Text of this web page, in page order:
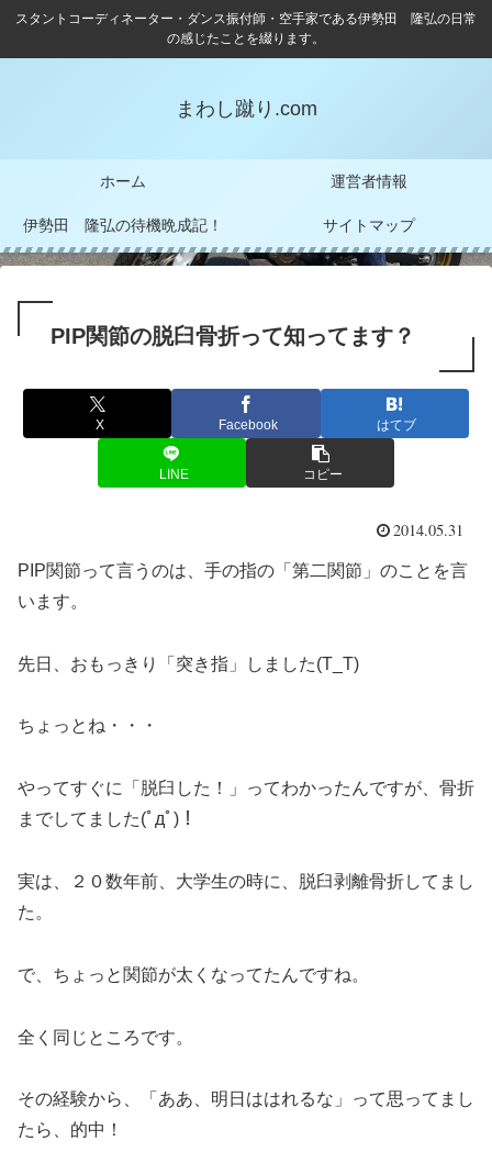
スタントコーディネーター・ダンス振付師・空手家である伊勢田 隆弘の日常
の感じたことを綴ります。
まわし蹴り.com
ホーム 運営者情報
伊勢田 隆弘の待機晩成記！ サイトマップ
PIP関節の脱臼骨折って知ってます？
X Facebook はてブ
LINE コピー
2014.05.31
PIP関節って言うのは、手の指の「第二関節」のことを言
います。
先日、おもっきり「突き指」しました(T_T)
ちょっとね・・・
やってすぐに「脱臼した！」ってわかったんですが、骨折
までしてました(ﾟдﾟ)！
実は、２０数年前、大学生の時に、脱臼剥離骨折してまし
た。
で、ちょっと関節が太くなってたんですね。
全く同じところです。
その経験から、「ああ、明日ははれるな」って思ってまし
たら、的中！